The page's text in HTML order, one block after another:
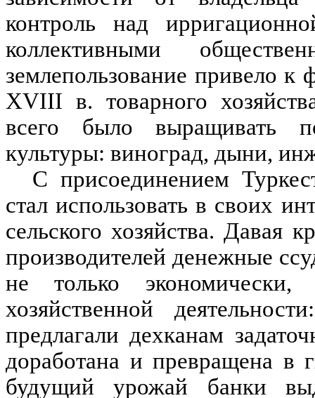
контроль над
коллективными
землепользование привело
ХVIII в. товарного
всего было выращивать
культуры: виноград, дыни,
С присоединением
стал использовать в своих
сельского хозяйства. Давая
производителей денежные
не только
хозяйственной
предлагали дехканам
доработана и превращена в
будущий урожай банки